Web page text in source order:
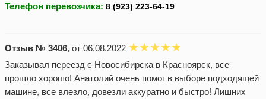
Телефон перевозчика:
Отзыв № 3406, от 06.08.2022
Заказывал переезд с Новосибирска в Красноярск, все
прошло хорошо! Анатолий очень помог в выборе подходящей
машине, все влезло, довезли аккуратно и быстро! Лишних